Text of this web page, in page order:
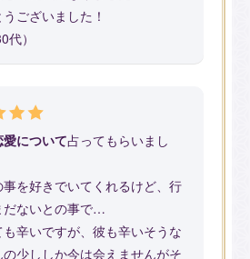
ございました！
代）
について占ってもらいまし
を好きでいてくれるけど、行
だないとの事で…
辛いですが、彼も辛いそうな
少ししか今は会えませんがそ